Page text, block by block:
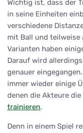
Wichtig ist, dass der
in seine Einheiten
verschiedene
mit Ball und teilweise
Varianten haben
Darauf wird
genauer
immer wieder einige
denen die Akteure die
trainieren.
Denn in einem Spiel